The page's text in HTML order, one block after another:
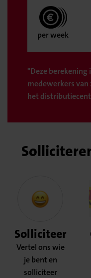
per week
*Deze berekening
medewerkers
het
Solliciteer
Vertel ons wie
je bent en
solliciteer